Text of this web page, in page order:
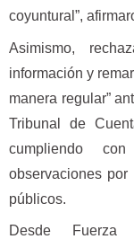
coyuntural”,
Asimismo,
información y
manera regular”
Tribunal de
cumpliendo
observaciones
públicos.
Desde Fuerza